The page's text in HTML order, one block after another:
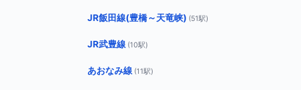
JR飯田線(豊橋～天竜峡) (51駅)
JR武豊線 (10駅)
あおなみ線 (11駅)